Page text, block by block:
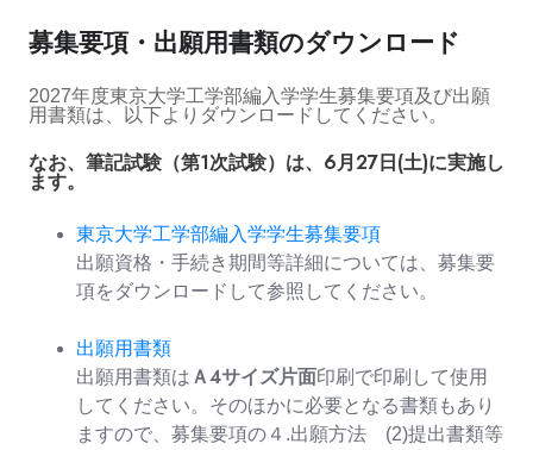
募集要項・出願用書類のダウンロード
2027年度東京大学工学部編入学学生募集要項及び出願
用書類は、以下よりダウンロードしてください。
なお、筆記試験（第1次試験）は、6月27日(土)に実施し
ます。
東京大学工学部編入学学生募集要項
出願資格・手続き期間等詳細については、募集要
項をダウンロードして参照してください。
出願用書類
出願用書類は Ａ４サイズ片面印刷で印刷して使用
してください。そのほかに必要となる書類もあり
ますので、募集要項の４.出願方法 (2)提出書類等